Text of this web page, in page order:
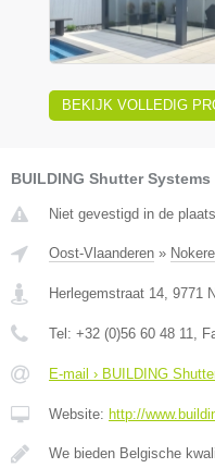
BEKIJK VOLLEDIG
BUILDING Shutter Systems
Niet gevestigd in de
Oost-Vlaanderen » Nokere
Herlegemstraat 14 9771
Tel: +32 (0)56 60 48 11 ,
E-mail › BUILDING
Website: http://
We bieden Belgische